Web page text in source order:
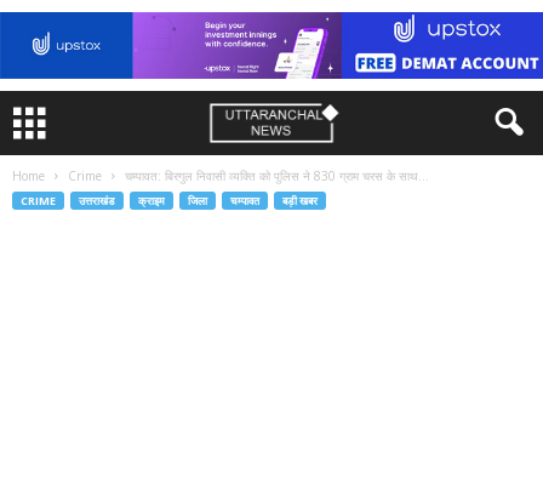
Home Crime चम्पावत: बिरगुल निवासी व्यक्ति को पुलिस ने 830 ग्राम चरस के साथ...
CRIME उत्तराखंड क्राइम जिला चम्पावत बड़ी खबर